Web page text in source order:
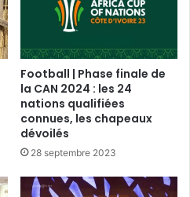
Football | Phase finale de
la CAN 2024 : les 24
nations qualifiées
connues, les chapeaux
dévoilés
28 septembre 2023